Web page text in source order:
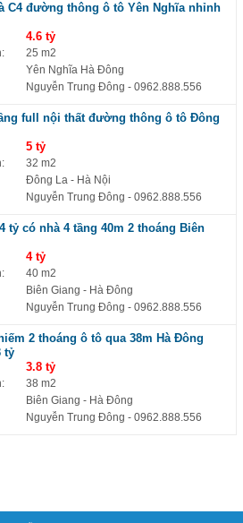
C4 đường thông ô tô Yên Nghĩa nhỉnh
4.6 tỷ
25 m2
Yên Nghĩa Hà Đông
Nguyễn Trung Đông - 0962.888.556
full nội thất đường thông ô tô Đông
5 tỷ
32 m2
Đông La - Hà Nội
Nguyễn Trung Đông - 0962.888.556
tỷ có nhà 4 tầng 40m 2 thoáng Biên
4 tỷ
40 m2
Biên Giang - Hà Đông
Nguyễn Trung Đông - 0962.888.556
2 thoáng ô tô qua 38m Hà Đông
tỷ
3.8 tỷ
38 m2
Biên Giang - Hà Đông
Nguyễn Trung Đông - 0962.888.556